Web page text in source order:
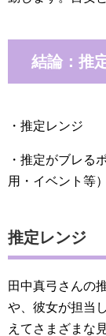
結論：推
・推定レンジ
・推定がブレる
用・イベント等）
推定レンジ
田中真弓さんの
や、彼女が担当
えてさまざまな